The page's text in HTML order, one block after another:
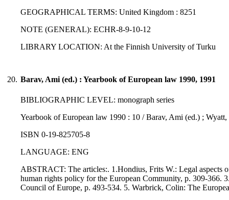
GEOGRAPHICAL TERMS: United Kingdom : 8251
NOTE (GENERAL): ECHR-8-9-10-12
LIBRARY LOCATION: At the Finnish University of Turku
20. Barav, Ami (ed.) : Yearbook of European law 1990, 1991
BIBLIOGRAPHIC LEVEL: monograph series
Yearbook of European law 1990 : 10 / Barav, Ami (ed.) ;
ISBN 0-19-825705-8
LANGUAGE: ENG
ABSTRACT: The articles:. 1.Hondius, Frits W.: Legal aspects
human rights policy for the European Community, p. 309-366.
Council of Europe, p. 493-534. 5. Warbrick, Colin: The